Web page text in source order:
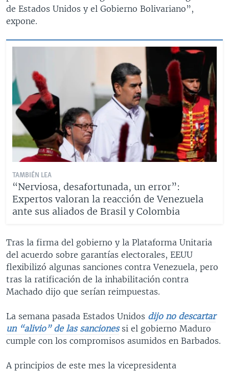
de Estados Unidos y el Gobierno Bolivariano”,
expone.
TAMBIÉN LEA
“Nerviosa, desafortunada, un error”:
Expertos valoran la reacción de Venezuela
ante sus aliados de Brasil y Colombia
Tras la firma del gobierno y la Plataforma Unitaria
del acuerdo sobre garantías electorales, EEUU
flexibilizó algunas sanciones contra Venezuela, pero
tras la ratificación de la inhabilitación contra
Machado dijo que serían reimpuestas.
La semana pasada Estados Unidos dijo no descartar
un “alivio” de las sancionessi el gobierno Maduro
cumple con los compromisos asumidos en Barbados.
A principios de este mes la vicepresidenta